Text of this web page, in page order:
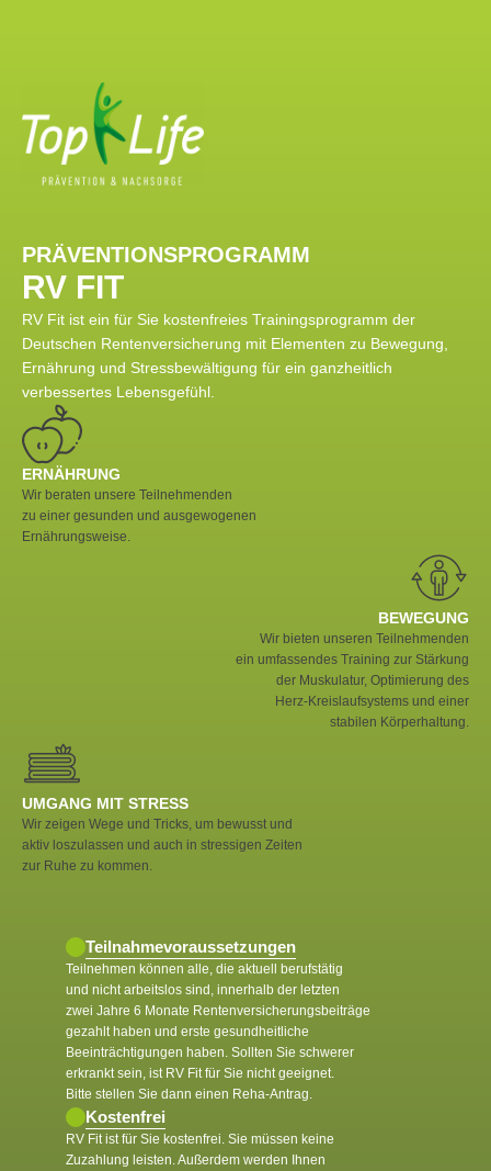
PRÄVENTIONSPROGRAMM
RV FIT
RV Fit ist ein für Sie kostenfreies Trainingsprogramm der
Deutschen Rentenversicherung mit Elementen zu Bewegung,
Ernährung und Stressbewältigung für ein ganzheitlich
verbessertes Lebensgefühl.
ERNÄHRUNG
Wir beraten unsere Teilnehmenden
zu einer gesunden und ausgewogenen
Ernährungsweise.
BEWEGUNG
Wir bieten unseren Teilnehmenden
ein umfassendes Training zur Stärkung
der Muskulatur, Optimierung des
Herz-Kreislaufsystems und einer
stabilen Körperhaltung.
UMGANG MIT STRESS
Wir zeigen Wege und Tricks, um bewusst und
aktiv loszulassen und auch in stressigen Zeiten
zur Ruhe zu kommen.
Teilnahmevoraussetzungen
Teilnehmen können alle, die aktuell berufstätig
und nicht arbeitslos sind, innerhalb der letzten
zwei Jahre 6 Monate Rentenversicherungsbeiträge
gezahlt haben und erste gesundheitliche
Beeinträchtigungen haben. Sollten Sie schwerer
erkrankt sein, ist RV Fit für Sie nicht geeignet.
Bitte stellen Sie dann einen Reha-Antrag.
Kostenfrei
RV Fit ist für Sie kostenfrei. Sie müssen keine
Zuzahlung leisten. Außerdem werden Ihnen